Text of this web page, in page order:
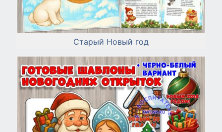
Старый Новый год